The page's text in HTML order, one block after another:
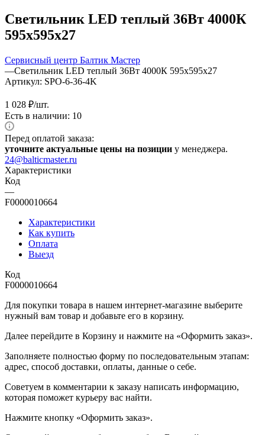
Светильник LED теплый 36Вт 4000К
595х595х27
Сервисный центр Балтик Мастер
—Светильник LED теплый 36Вт 4000К 595х595х27
Артикул: SPO-6-36-4K
1 028 ₽/шт.
Есть в наличии: 10
Перед оплатой заказа:
уточните актуальные цены на позиции у менеджера.
24@balticmaster.ru
Характеристики
Код
—
F0000010664
Характеристики
Как купить
Оплата
Выезд
Код
F0000010664
Для покупки товара в нашем интернет-магазине выберите
нужный вам товар и добавьте его в корзину.
Далее перейдите в Корзину и нажмите на «Оформить заказ».
​​​​​​​Заполняете полностью форму по последовательным этапам:
адрес, способ доставки, оплаты, данные о себе.
​​​​​​​Советуем в комментарии к заказу написать информацию,
которая поможет курьеру вас найти.
​​​​​​​Нажмите кнопку «Оформить заказ».